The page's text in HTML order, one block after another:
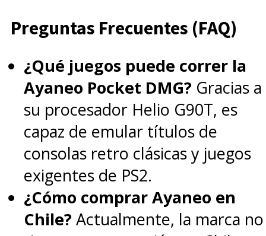
Preguntas Frecuentes (FAQ)
¿Qué juegos puede correr la
Ayaneo Pocket DMG? Gracias a
su procesador Helio G90T, es
capaz de emular títulos de
consolas retro clásicas y juegos
exigentes de PS2.
¿Cómo comprar Ayaneo en
Chile? Actualmente, la marca no